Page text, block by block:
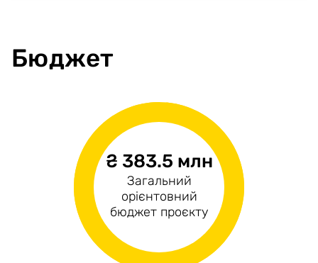
Бюджет
₴ 383.5 млн
Загальний
орієнтовний
бюджет проєкту
₴318.5 млн
Капітальні витрати
₴65.1 млн
Операційні
витрати